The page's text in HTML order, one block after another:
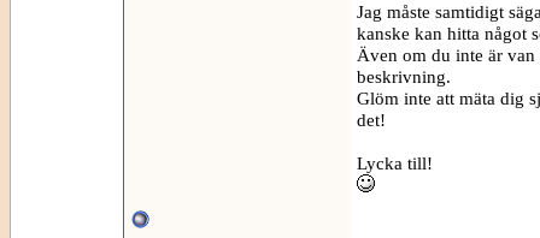
Jag måste samtidigt
kanske kan hitta något
Även om du inte är van
beskrivning.
Glöm inte att mäta dig
det!
Lycka till!